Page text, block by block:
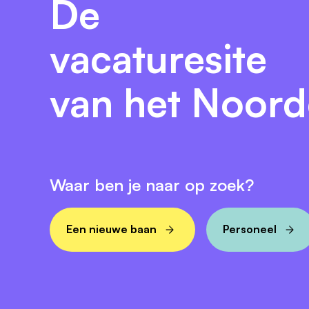
De
vacaturesite
van het
Waar ben je naar op zoek?
Een nieuwe baan Personeel